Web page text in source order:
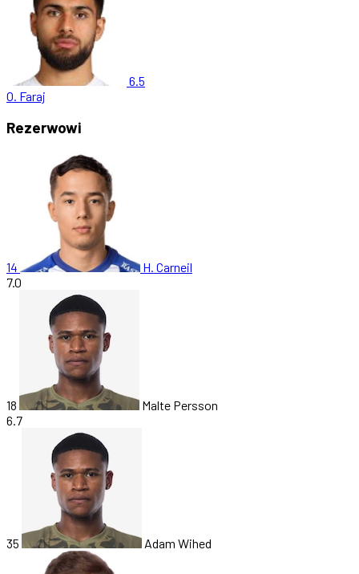
6.5
O. Faraj
Rezerwowi
14
H. Carneil
7.0
18
Malte Persson
6.7
35 Adam Wihed